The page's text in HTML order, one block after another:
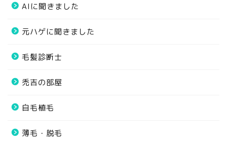
AIに聞きました
元ハゲに聞きました
毛髪診断士
禿吉の部屋
自毛植毛
薄毛・脱毛